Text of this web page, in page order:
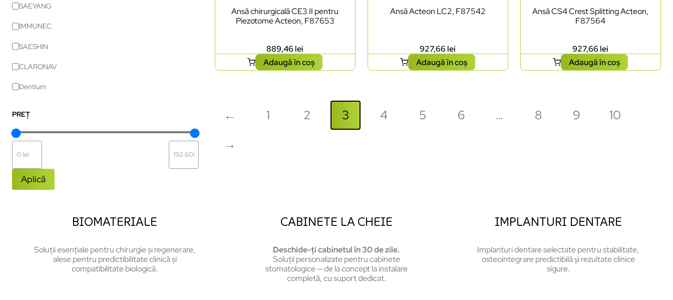
SAEYANG
IMMUNEC
SAESHIN
CLARONAV
Dentium
PREȚ
Aplică
Ansă chirurgicală CE3 II pentru
Piezotome Acteon, F87653
889,46 lei
Adaugă în coș
Ansă Acteon LC2, F87542
927,66 lei
Adaugă în coș
Ansă CS4 Crest Splitting Acteon,
F87564
927,66 lei
Adaugă în coș
← 1 2 3 4 5 6 … 8 9
10
→
BIOMATERIALE
Soluții esențiale pentru chirurgie și regenerare,
alese pentru predictibilitate clinică și
compatibilitate biologică.
CABINETE LA CHEIE
Deschide-ți cabinetul în 30 de zile.
Soluții personalizate pentru cabinete
stomatologice — de la concept la instalare
completă, cu suport dedicat.
IMPLANTURI DENTARE
Implanturi dentare selectate pentru stabilitate,
osteointegrare predictibilă și rezultate clinice
sigure.